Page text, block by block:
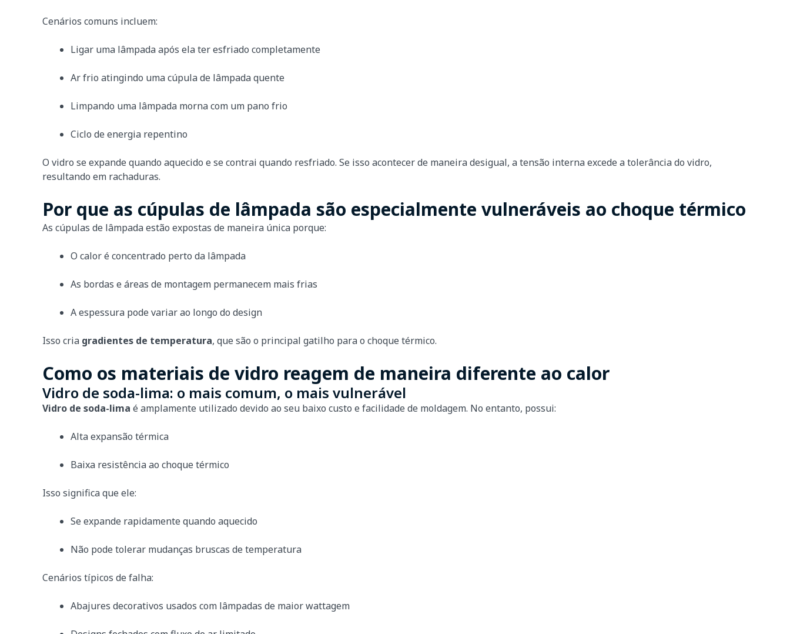
Cenários comuns incluem:
Ligar uma lâmpada após ela ter esfriado completamente
Ar frio atingindo uma cúpula de lâmpada quente
Limpando uma lâmpada morna com um pano frio
Ciclo de energia repentino
O vidro se expande quando aquecido e se contrai quando resfriado. Se isso acontecer de maneira desigual, a tensão interna excede a tolerância do vidro,
resultando em rachaduras.
Por que as cúpulas de lâmpada são especialmente vulneráveis ao choque térmico
As cúpulas de lâmpada estão expostas de maneira única porque:
O calor é concentrado perto da lâmpada
As bordas e áreas de montagem permanecem mais frias
A espessura pode variar ao longo do design
Isso cria gradientes de temperatura, que são o principal gatilho para o choque térmico.
Como os materiais de vidro reagem de maneira diferente ao calor
Vidro de soda-lima: o mais comum, o mais vulnerável
Vidro de soda-lima é amplamente utilizado devido ao seu baixo custo e facilidade de moldagem. No entanto, possui:
Alta expansão térmica
Baixa resistência ao choque térmico
Isso significa que ele:
Se expande rapidamente quando aquecido
Não pode tolerar mudanças bruscas de temperatura
Cenários típicos de falha:
Abajures decorativos usados com lâmpadas de maior wattagem